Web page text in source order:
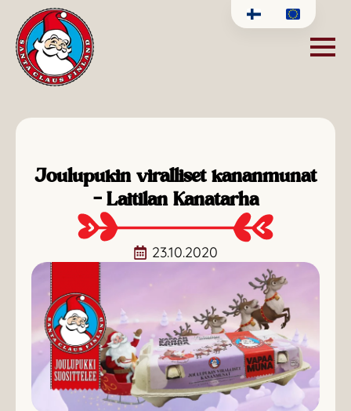
Joulupukin viralliset kananmunat
– Laitilan Kanatarha
23.10.2020